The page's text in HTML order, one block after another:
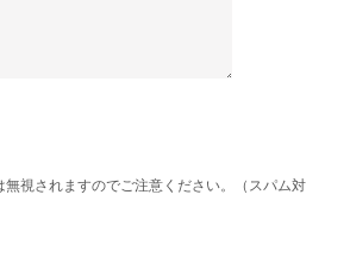
無視されますのでご注意ください。（スパム対